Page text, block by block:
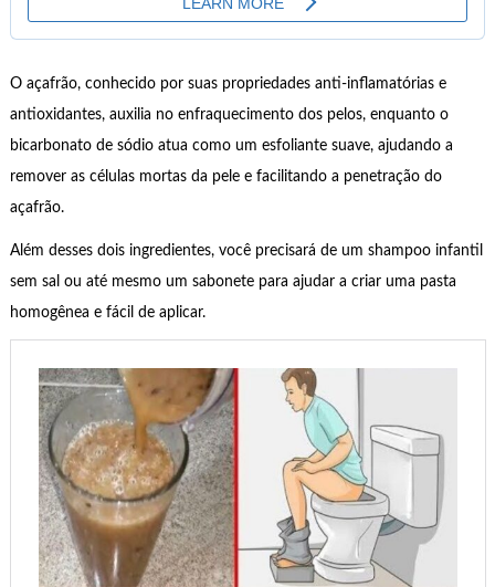
O açafrão, conhecido por suas propriedades anti-inflamatórias e
antioxidantes, auxilia no enfraquecimento dos pelos, enquanto o
bicarbonato de sódio atua como um esfoliante suave, ajudando a
remover as células mortas da pele e facilitando a penetração do
açafrão.
Além desses dois ingredientes, você precisará de um shampoo infantil
sem sal ou até mesmo um sabonete para ajudar a criar uma pasta
homogênea e fácil de aplicar.